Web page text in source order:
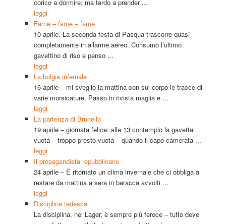
corico a dormire; ma tardo a prender ...
leggi
Fame – fame – fame
10 aprile. La seconda festa di Pasqua trascorre quasi
completamente in allarme aereo. Consumo l’ultimo
gavettino di riso e penso ...
leggi
La bolgia infernale
16 aprile – mi sveglio la mattina con sul corpo le tracce di
varie morsicature. Passo in rivista maglia e ...
leggi
La partenza di Brunello
19 aprile – giornata felice: alle 13 contemplo la gavetta
vuota – troppo presto vuota – quando il capo camerata ...
leggi
Il propagandista repubblicano
24 aprile – È ritornato un clima invernale che ci obbliga a
restare da mattina a sera in baracca avvolti ...
leggi
Disciplina tedesca
La disciplina, nel Lager, è sempre più feroce – tutto deve